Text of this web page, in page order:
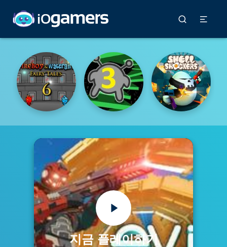
지금 플레이하기